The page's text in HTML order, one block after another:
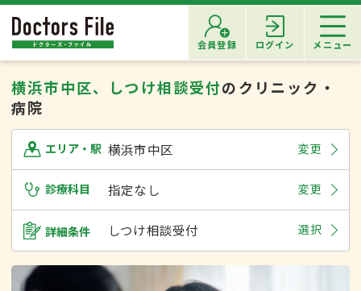
会員登録 ログイン メニュー
横浜市中区、しつけ相談受付のクリニック・
病院
エリア・駅 横浜市中区 変更
診療科目 指定なし 変更
詳細条件 しつけ相談受付 選択